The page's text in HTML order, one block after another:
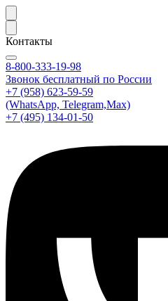
Контакты
8-800-333-19-98
Звонок бесплатный по России
+7 (958) 623-59-59
(WhatsApp, Telegram,Max)
+7 (495) 134-01-50